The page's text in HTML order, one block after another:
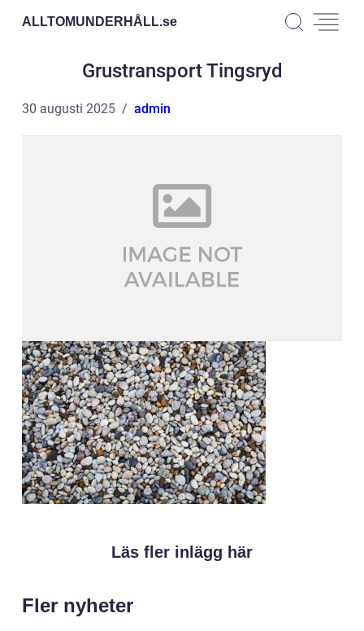
ALLTOMUNDERHÅLL.se
Grustransport Tingsryd
30 augusti 2025 admin
Läs fler inlägg här
Fler nyheter